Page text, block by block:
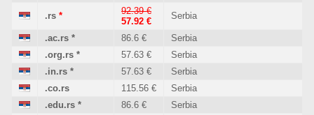
.rs *
92.39 €
57.92 €
Serbia
.ac.rs * 86.6 €
Serbia
.org.rs * 57.63 €
Serbia
.in.rs * 57.63 €
Serbia
.co.rs
115.56 €
Serbia
.edu.rs * 86.6 €
Serbia